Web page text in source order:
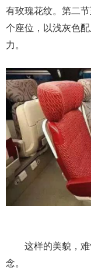
有玫瑰花纹。第二
个座位，以浅灰色
力。
这样的美貌，难
念。